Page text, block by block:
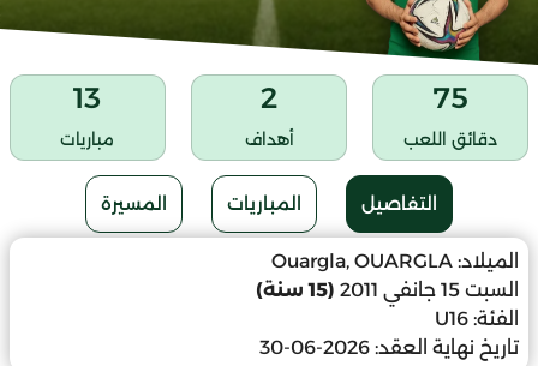
75
دقائق اللعب
2
أهداف
13
مباريات
التفاصيل المباريات المسيرة
الميلاد: Ouargla, OUARGLA
السبت 15 جانفي 2011
(15 سنة)
الفئة: U16
تاريخ نهاية العقد: 2026-06-30